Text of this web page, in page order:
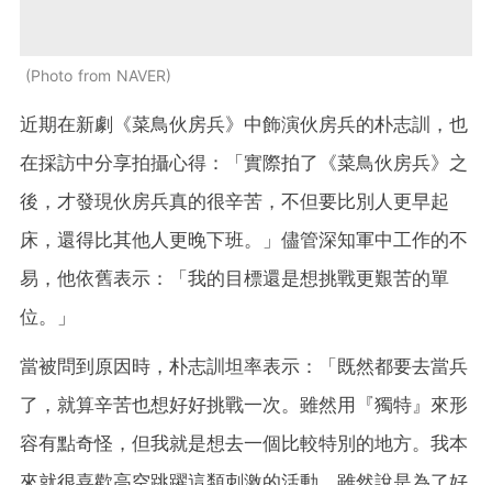
Photo from NAVER
近期在新劇《菜鳥伙房兵》中飾演伙房兵的朴志訓，也
在採訪中分享拍攝心得：「實際拍了《菜鳥伙房兵》之
後，才發現伙房兵真的很辛苦，不但要比別人更早起
床，還得比其他人更晚下班。」儘管深知軍中工作的不
易，他依舊表示：「我的目標還是想挑戰更艱苦的單
位。」
當被問到原因時，朴志訓坦率表示：「既然都要去當兵
了，就算辛苦也想好好挑戰一次。雖然用『獨特』來形
容有點奇怪，但我就是想去一個比較特別的地方。我本